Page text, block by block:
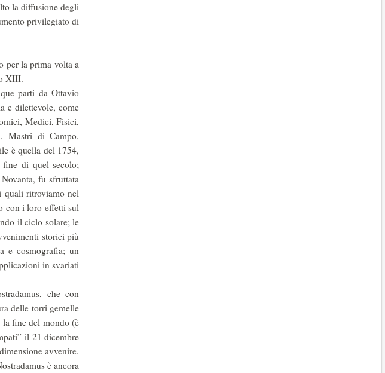
la diffusione degli
privilegiato di
per la prima volta a
XIII.
parti da Ottavio
e dilettevole, come
Medici, Fisici,
Mastri di Campo,
è quella del 1754,
fine di quel secolo;
fu sfruttata
quali ri­troviamo nel
con i loro effetti sul
il ciclo solare; le
storici più
e cosmografia; un
in svariati
che con
delle torri gemelle
fine del mondo (è
il 21 dicembre
avvenire.
è ancora